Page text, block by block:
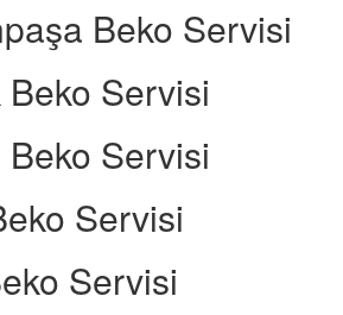
Beko Servisi
Beko Servisi
Beko Servisi
Servisi
Servisi